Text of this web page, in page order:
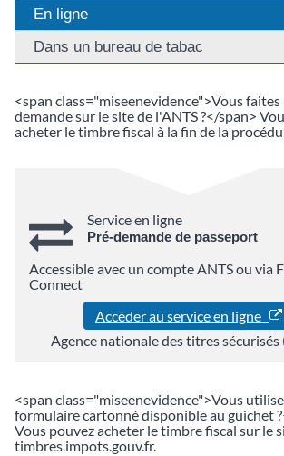
En ligne
Dans un bureau de tabac
<span class="miseenevidence">Vous
demande sur le site de l'ANTS ?</span>
acheter le timbre fiscal à la fin de la
Service en ligne
Pré-demande de passeport
Accessible avec un compte ANTS ou via
Connect
Accéder au service en ligne
Agence nationale des titres sécurisés
<span class="miseenevidence">Vous
formulaire cartonné disponible au guichet
Vous pouvez acheter le timbre fiscal sur le
timbres.impots.gouv.fr.